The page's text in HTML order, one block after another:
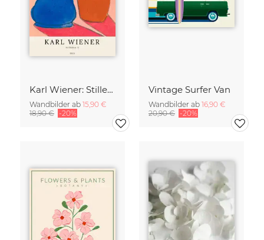
Karl Wiener: Stilleben II
Wandbilder ab 15,90 €
18,90 € -20%
Vintage Surfer Van
Wandbilder ab 16,90 €
20,90 € -20%